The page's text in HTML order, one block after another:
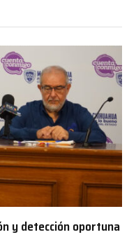
y detección oportuna